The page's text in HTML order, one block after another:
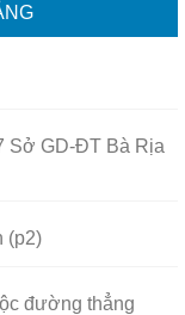
Sở GD-ĐT Bà Rịa
(p2)
đường thẳng